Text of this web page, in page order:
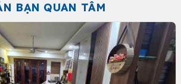
BẠN QUAN TÂM